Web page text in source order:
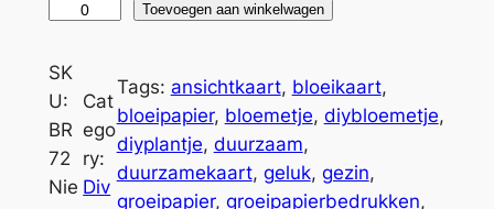
o
e
i
k
a
Toevoegen aan winkelwagen
t
e
r
n
a
SK
U:
BR
72
Nie
Cat
ego
ry:
Div
Tags: ansichtkaart, bloeikaart
bloeipapier, bloemetje, diybloemetje
diyplantje, duurzaam
duurzamekaart, geluk, gezin
groeipapier, groeipapierbedrukken